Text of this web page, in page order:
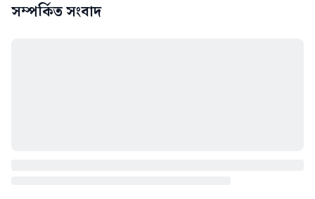
সম্পর্কিত সংবাদ